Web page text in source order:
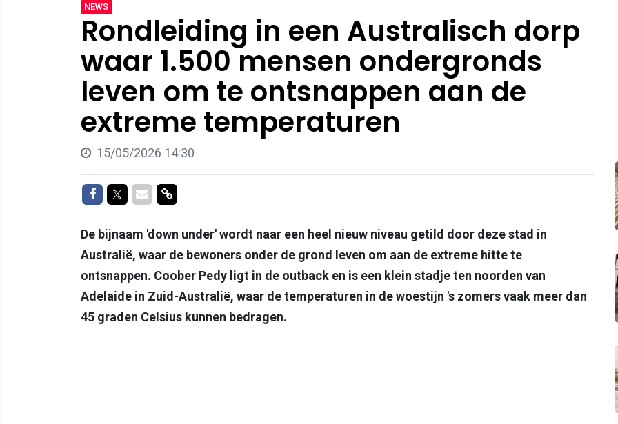
NEWS
Rondleiding in een Australisch dorp
waar 1.500 mensen ondergronds
leven om te ontsnappen aan de
extreme temperaturen
15/05/2026 14:30
Delen op Facebook
Delen op Twitter
Delen via Mail
Delen via link
De bijnaam 'down under' wordt naar een heel nieuw niveau getild door deze stad in
Australië, waar de bewoners onder de grond leven om aan de extreme hitte te
ontsnappen. Coober Pedy ligt in de outback en is een klein stadje ten noorden van
Adelaide in Zuid-Australië, waar de temperaturen in de woestijn 's zomers vaak meer dan
45 graden Celsius kunnen bedragen.